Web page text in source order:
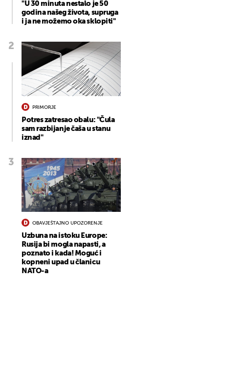
"U 30 minuta nestalo je 50
godina našeg života, supruga
i ja ne možemo oka sklopiti"
PRIMORJE
Potres zatresao obalu: "Čula
sam razbijanje čaša u stanu
iznad"
OBAVJEŠTAJNO UPOZORENJE
Uzbuna na istoku Europe:
Rusija bi mogla napasti, a
poznato i kada! Moguć i
kopneni upad u članicu
NATO-a